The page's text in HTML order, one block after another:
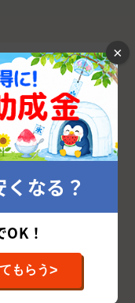
を探す方法
沢市の優良外壁
壁塗装業者を
いと思います。
ためには、以
率が上がりま
×
なる？
！
もらう>